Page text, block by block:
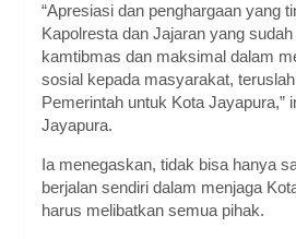
“Apresiasi dan penghargaan yang
Kapolresta dan Jajaran yang
kamtibmas dan maksimal dalam
sosial kepada masyarakat,
Pemerintah untuk Kota Jayapura,”
Jayapura.
Ia menegaskan, tidak bisa hanya
berjalan sendiri dalam menjaga
harus melibatkan semua pihak.